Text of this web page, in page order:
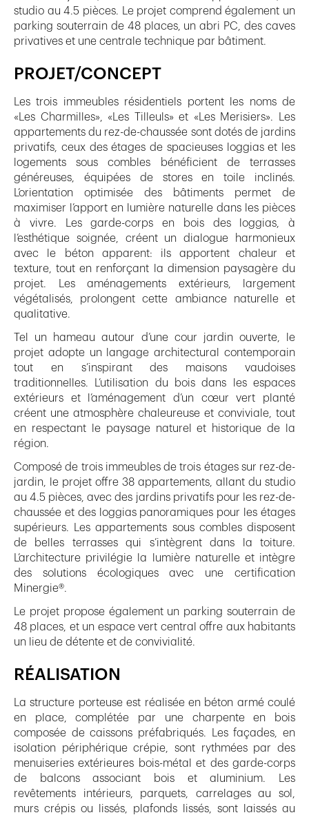
studio au 4.5 pièces. Le projet comprend également un
parking souterrain de 48 places, un abri PC, des caves
privatives et une centrale technique par bâtiment.
PROJET/CONCEPT
Les trois immeubles résidentiels portent les noms de
«Les Charmilles», «Les Tilleuls» et «Les Merisiers». Les
appartements du rez-de-chaussée sont dotés de jardins
privatifs, ceux des étages de spacieuses loggias et les
logements sous combles bénéficient de terrasses
généreuses, équipées de stores en toile inclinés.
L’orientation optimisée des bâtiments permet de
maximiser l’apport en lumière naturelle dans les pièces
à vivre. Les garde-corps en bois des loggias, à
l’esthétique soignée, créent un dialogue harmonieux
avec le béton apparent: ils apportent chaleur et
texture, tout en renforçant la dimension paysagère du
projet. Les aménagements extérieurs, largement
végétalisés, prolongent cette ambiance naturelle et
qualitative.
Tel un hameau autour d’une cour jardin ouverte, le
projet adopte un langage architectural contemporain
tout en s’inspirant des maisons vaudoises
traditionnelles. L’utilisation du bois dans les espaces
extérieurs et l’aménagement d’un cœur vert planté
créent une atmosphère chaleureuse et conviviale, tout
en respectant le paysage naturel et historique de la
région.
Composé de trois immeubles de trois étages sur rez-de-
jardin, le projet offre 38 appartements, allant du studio
au 4.5 pièces, avec des jardins privatifs pour les rez-de-
chaussée et des loggias panoramiques pour les étages
supérieurs. Les appartements sous combles disposent
de belles terrasses qui s’intègrent dans la toiture.
L’architecture privilégie la lumière naturelle et intègre
des solutions écologiques avec une certification
Minergie®.
Le projet propose également un parking souterrain de
48 places, et un espace vert central offre aux habitants
un lieu de détente et de convivialité.
RÉALISATION
La structure porteuse est réalisée en béton armé coulé
en place, complétée par une charpente en bois
composée de caissons préfabriqués. Les façades, en
isolation périphérique crépie, sont rythmées par des
menuiseries extérieures bois-métal et des garde-corps
de balcons associant bois et aluminium. Les
revêtements intérieurs, parquets, carrelages au sol,
murs crépis ou lissés, plafonds lissés, sont laissés au